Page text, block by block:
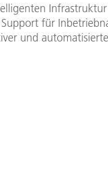
für
und